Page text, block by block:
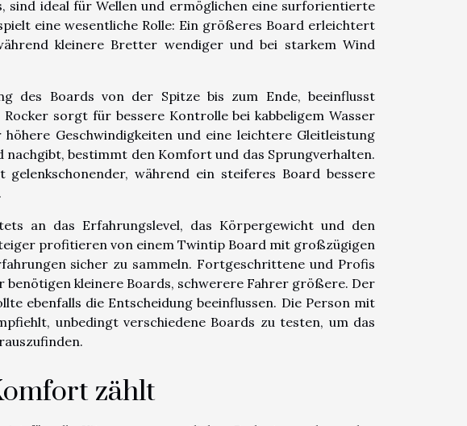
sind ideal für Wellen und ermöglichen eine surforientierte
eine wesentliche Rolle: Ein größeres Board erleichtert
kleinere Bretter wendiger und bei starkem Wind
des Boards von der Spitze bis zum Ende, beeinflusst
sorgt für bessere Kontrolle bei kabbeligem Wasser
Geschwindigkeiten und eine leichtere Gleitleistung
nachgibt, bestimmt den Komfort und das Sprungverhalten.
während ein steiferes Board bessere
an das Erfahrungslevel, das Körpergewicht und den
profitieren von einem Twintip Board mit großzügigen
sicher zu sammeln. Fortgeschrittene und Profis
benötigen kleinere Boards, schwerere Fahrer größere. Der
ebenfalls die Entscheidung beeinflussen. Die Person mit
unbedingt verschiedene Boards zu testen, um das
zählt